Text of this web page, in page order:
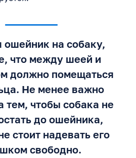
ошейник на собаку,
что между шеей и
должно помещаться
Не менее важно
тем, чтобы собака не
до ошейника,
стоит надевать его
свободно.